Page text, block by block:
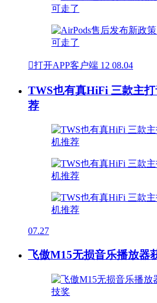
打开APP客户端 12 08.04
TWS也有真HiFi 三款主
荐
07.27
飞傲M15无损音乐播放器